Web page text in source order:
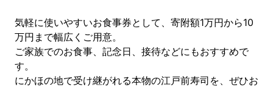
気軽に使いやすいお食事券として、寄附額1万円から10
万円まで幅広くご用意。
ご家族でのお食事、記念日、接待などにもおすすめで
す。
にかほの地で受け継がれる本物の江戸前寿司を、ぜひお